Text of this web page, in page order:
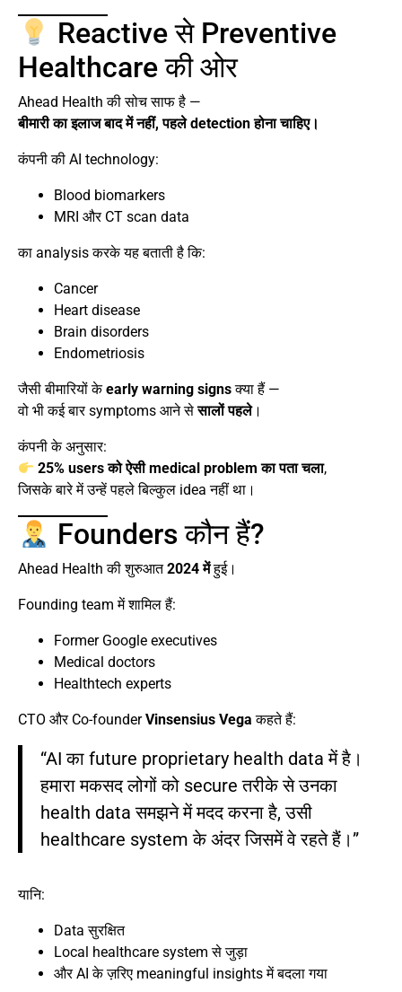
Reactive से Preventive
Healthcare की ओर
Ahead Health की सोच साफ है —
बीमारी का इलाज बाद में नहीं, पहले detection होना चाहिए।
कंपनी की AI technology:
Blood biomarkers
MRI और CT scan data
का analysis करके यह बताती है कि:
Cancer
Heart disease
Brain disorders
Endometriosis
जैसी बीमारियों केearly warning signsक्या हैं —
वो भी कई बार symptoms आने सेसालों पहले।
कंपनी के अनुसार:
25% users को ऐसी medical problem का पता चला,
जिसके बारे में उन्हें पहले बिल्कुल idea नहीं था।
Founders कौन हैं?
Ahead Health की शुरुआत2024 मेंहुई।
Founding team में शामिल हैं:
Former Google executives
Medical doctors
Healthtech experts
CTO और Co-founderVinsensius Vega कहते हैं:
“AI का future proprietary health data में है।
हमारा मकसद लोगों को secure तरीके से उनका
health data समझने में मदद करना है, उसी
healthcare system के अंदर जिसमें वे रहते हैं।”
यानि:
Data सुरक्षित
Local healthcare system से जुड़ा
और AI के ज़रिए meaningful insights में बदला गया